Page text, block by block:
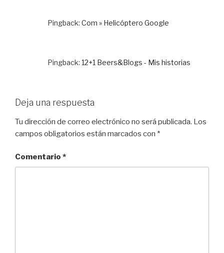
Pingback: Com » Helicóptero Google
Pingback: 12+1 Beers&Blogs - Mis historias
Deja una respuesta
Tu dirección de correo electrónico no será publicada. Los
campos obligatorios están marcados con *
Comentario *